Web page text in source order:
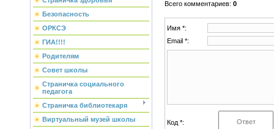
Безопасность
ОРКСЭ
ГИА!!!!
Родителям
Совет школы
Страничка социального
педагога
Страничка библиотекаря
Виртуальный музей школы
Всего комментариев: 0
Имя *:
Email *:
Код *: